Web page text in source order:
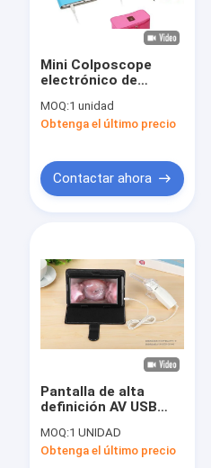
Mini Colposcope
electrónico de
cervical
MOQ:1 unidad
Obtenga el último precio
Contactar ahora
Pantalla de alta
definición AV USB
electrónica Digital de
sonda Vaginal
MOQ:1 UNIDAD
Obtenga el último precio